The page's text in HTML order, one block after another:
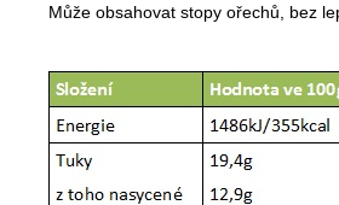
Může obsahovat stopy ořechů, bez